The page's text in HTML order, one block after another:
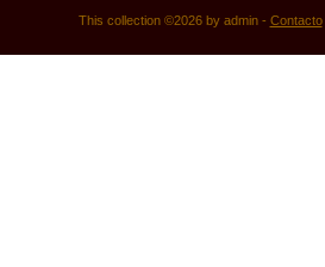
This collection ©2026 by admin - Contacto